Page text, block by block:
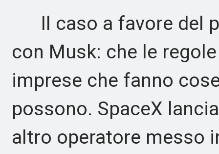
Il caso a favore del
con Musk: che le
imprese che fanno
possono. SpaceX
altro operatore messo